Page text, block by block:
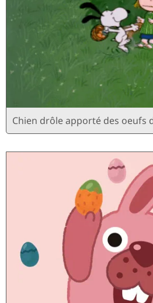
Chien drôle apporté des oeufs